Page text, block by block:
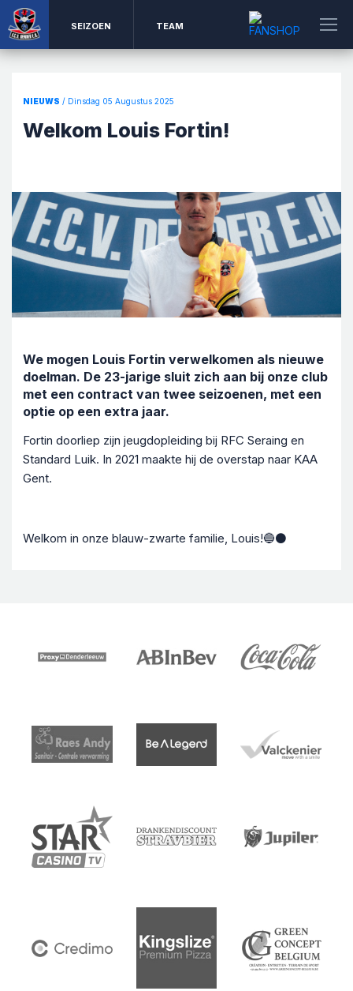
SEIZOEN TEAM
NIEUWS / Dinsdag 05 Augustus 2025
Welkom Louis Fortin!
We mogen Louis Fortin verwelkomen als nieuwe
doelman. De 23-jarige sluit zich aan bij onze club
met een contract van twee seizoenen, met een
optie op een extra jaar.
Fortin doorliep zijn jeugdopleiding bij RFC Seraing en
Standard Luik. In 2021 maakte hij de overstap naar KAA
Gent.
Welkom in onze blauw-zwarte familie, Louis!🔵⚫️